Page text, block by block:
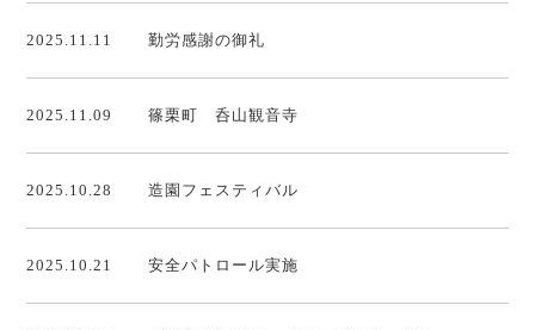
2025.11.11 勤労感謝の御礼
2025.11.09 篠栗町 呑山観音寺
2025.10.28 造園フェスティバル
2025.10.21 安全パトロール実施